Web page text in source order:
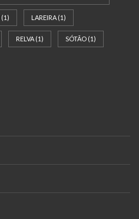
(1) LAREIRA (1)
RELVA (1) SÓTÃO (1)